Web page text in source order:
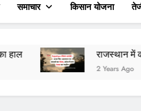
समाचार किसान योजना
राजस्थान में कई स्थान पर
2 Years Ago